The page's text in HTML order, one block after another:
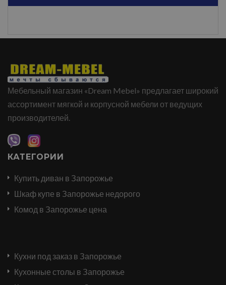
Мебельный магазин «Dream Mebel» предлагает широкий
ассортимент мягкой и корпусной мебели от ведущих
производителей.
КАТЕГОРИИ
Купить диван в Запорожье
Шкаф купе в Запорожье недорого
Комод в Запорожье цена
Кухни под заказ в Запорожье
Кухонные столы в Запорожье